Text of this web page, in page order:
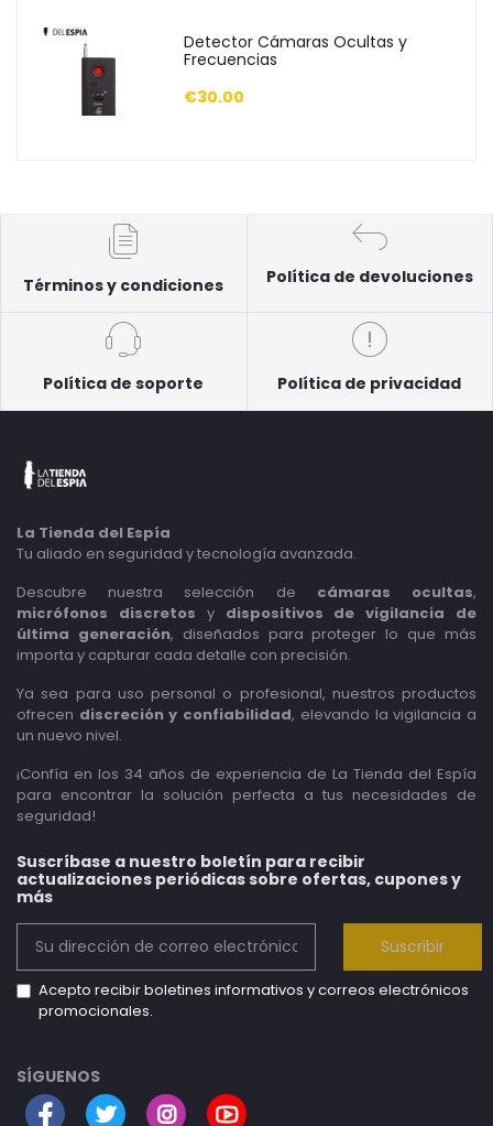
Detector Cámaras Ocultas y
Frecuencias
€30.00
Términos y condiciones Política de devoluciones
Política de soporte Política de privacidad
La Tienda del Espía
Tu aliado en seguridad y tecnología avanzada.
Descubre nuestra selección de cámaras ocultas,
micrófonos discretos y dispositivos de vigilancia de
última generación, diseñados para proteger lo que más
importa y capturar cada detalle con precisión.
Ya sea para uso personal o profesional, nuestros productos
ofrecen discreción y confiabilidad, elevando la vigilancia a
un nuevo nivel.
¡Confía en los 34 años de experiencia de La Tienda del Espía
para encontrar la solución perfecta a tus necesidades de
seguridad!
Suscríbase a nuestro boletín para recibir
actualizaciones periódicas sobre ofertas, cupones y
más
Suscribir
Acepto recibir boletines informativos y correos electrónicos
promocionales.
SÍGUENOS